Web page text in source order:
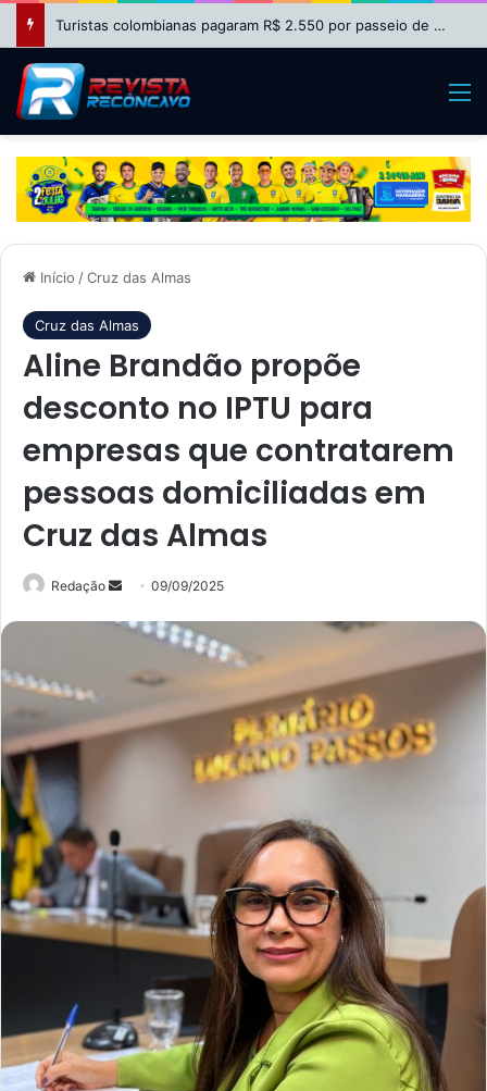
Turistas colombianas pagaram R$ 2.550 por passeio de helicóptero que caiu no Rio
Início /Cruz das Almas
Cruz das Almas
Aline Brandão propõe
desconto no IPTU para
empresas que contratarem
pessoas domiciliadas em
Cruz das Almas
Redação
Mande09/09/2025